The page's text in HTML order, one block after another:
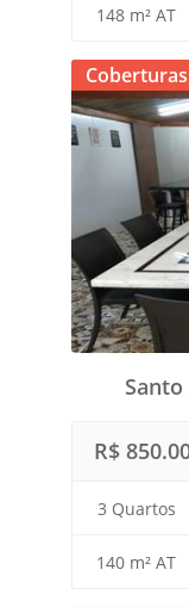
148 m² AT
Santo
R$
3 Quartos
140 m² AT